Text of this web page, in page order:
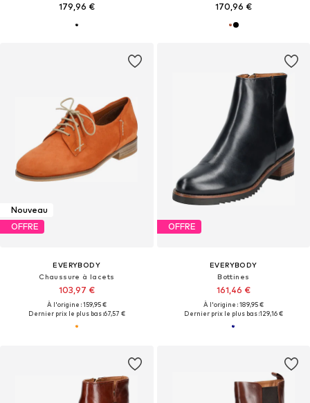
179,96 € 170,96 €
Nouveau
OFFRE
EVERYBODY
Chaussure à lacets
103,97 €
À l'origine : 159,95 €
Dernier prix le plus bas :67,57 €
OFFRE
EVERYBODY
Bottines
161,46 €
À l'origine : 189,95 €
Dernier prix le plus bas :129,16 €